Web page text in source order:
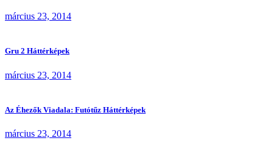
március 23, 2014
Gru 2 Háttérképek
március 23, 2014
Az Éhezők Viadala: Futótűz Háttérképek
március 23, 2014